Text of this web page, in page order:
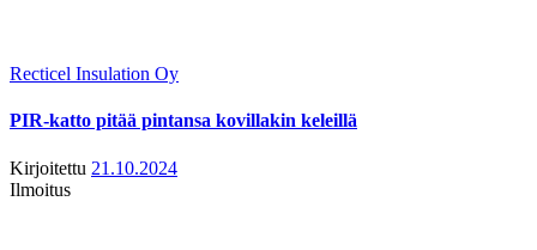
Recticel Insulation Oy
PIR-katto pitää pintansa kovillakin keleillä
Kirjoitettu 21.10.2024
Ilmoitus